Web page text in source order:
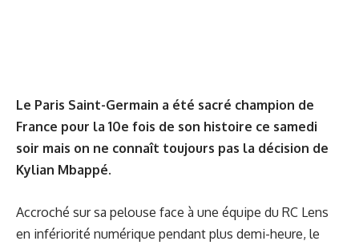
Le Paris Saint-Germain a été sacré champion de
France pour la 10e fois de son histoire ce samedi
soir mais on ne connaît toujours pas la décision de
Kylian Mbappé.
Accroché sur sa pelouse face à une équipe du RC Lens
en infériorité numérique pendant plus demi-heure, le